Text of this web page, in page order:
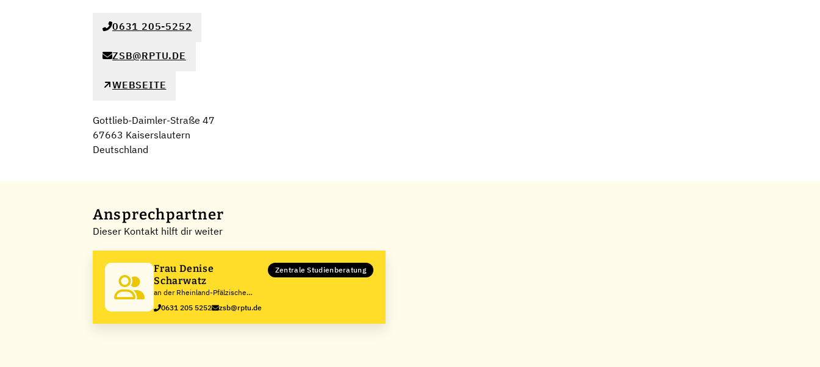
0631 205-5252
ZSB@RPTU.DE
WEBSEITE
Gottlieb-Daimler-Straße 47
67663 Kaiserslautern
Deutschland
Ansprechpartner
Dieser Kontakt hilft dir weiter
Frau Denise
Scharwatz
an der Rheinland-Pfälzische
Technische Universität
Kaiserslautern-Landau
Zentrale Studienberatung
0631 205 5252 zsb@rptu.de